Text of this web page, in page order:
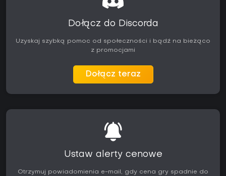
Dołącz do Discorda
Uzyskaj szybką pomoc od społeczności i bądź na bieżąco
z promocjami
Dołącz teraz
Ustaw alerty cenowe
Otrzymuj powiadomienia e-mail, gdy cena gry spadnie do